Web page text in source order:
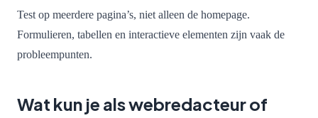
Test op meerdere pagina’s, niet alleen de homepage.
Formulieren, tabellen en interactieve elementen zijn vaak de
probleempunten.
Wat kun je als webredacteur of